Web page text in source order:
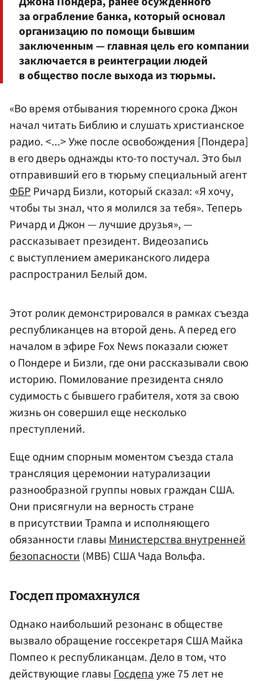
за ограбление банка, который основал
организацию по помощи бывшим
заключенным — главная цель его компании
заключается в реинтеграции людей
в общество после выхода из тюрьмы.
«Во время отбывания тюремного срока Джон
начал читать Библию и слушать христианское
радио. <...> Уже после освобождения [Пондера]
в его дверь однажды кто-то постучал. Это был
отправивший его в тюрьму специальный агент
ФБРРичард Бизли, который сказал: «Я хочу,
чтобы ты знал, что я молился за тебя». Теперь
Ричард и Джон — лучшие друзья», —
рассказывает президент. Видеозапись
с выступлением американского лидера
распространил Белый дом.
Этот ролик демонстрировался в рамках съезда
республиканцев на второй день. А перед его
началом в эфире Fox News показали сюжет
о Пондере и Бизли, где они рассказывали свою
историю. Помилование президента сняло
судимость с бывшего грабителя, хотя за свою
жизнь он совершил еще несколько
преступлений.
Еще одним спорным моментом съезда стала
трансляция церемонии натурализации
разнообразной группы новых граждан США.
Они присягнули на верность стране
в присутствии Трампа и исполняющего
обязанности главыМинистерства внутренней
безопасности(МВБ) США Чада Вольфа.
Госдеп промахнулся
Однако наибольший резонанс в обществе
вызвало обращение госсекретаря США Майка
Помпео к республиканцам. Дело в том, что
действующие главыГосдепауже 75 лет не